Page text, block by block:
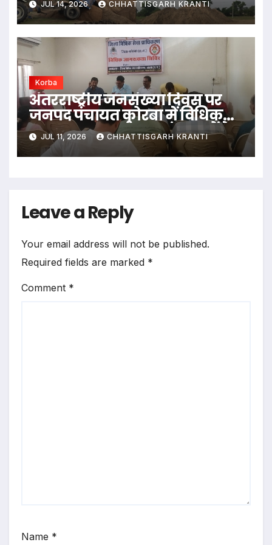
उठे बड़े सवाल
JUL 14, 2026 CHHATTISGARH KRANTI
Korba
अंतरराष्ट्रीय जनसंख्या दिवस पर
जनपद पंचायत कोरबा में विधिक
जागरूकता कार्यक्रम; संसाधनों के
संतुलित उपयोग और जन भागीदारी
पर दिया गया जोर
JUL 11, 2026 CHHATTISGARH KRANTI
Leave a Reply
Your email address will not be published.
Required fields are marked *
Comment *
Name *